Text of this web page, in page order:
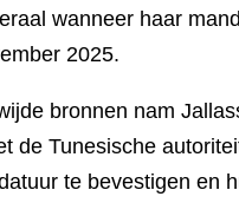
wanneer haar
2025.
bronnen nam
de Tunesische
te bevestigen en